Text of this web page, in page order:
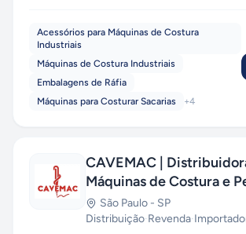
Acessórios para Máquinas de Costura
Industriais
Máquinas de Costura Industriais
Embalagens de Ráfia
Máquinas para Costurar Sacarias
+4
CAVEMAC |
Máquinas de Costura e
São Paulo - SP
Distribuição·Revenda·